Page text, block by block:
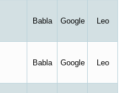
Babla Google Leo
Babla Google Leo